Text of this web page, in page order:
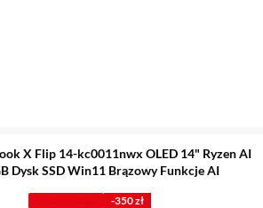
X Flip 14-kc0011nwx OLED 14" Ryzen AI
Dysk SSD Win11 Brązowy Funkcje AI
-350 zł